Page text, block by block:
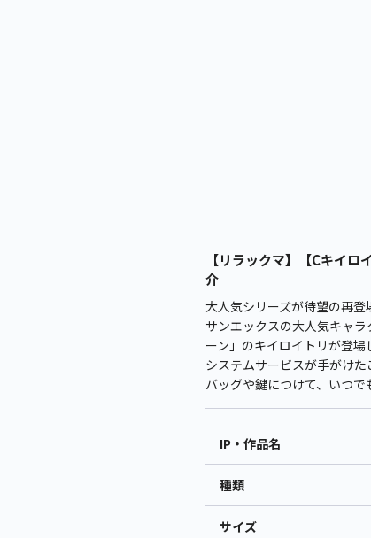
【リラックマ】【Cキイ
介
大人気シリーズが待望の再登
サンエックスの大人気キャ
ーン」のキイロイトリが登場
システムサービスが手がけ
バッグや鍵につけて、いつ
IP・作品名
種類
サイズ